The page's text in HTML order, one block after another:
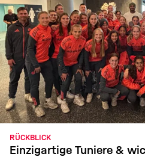
RÜCKBLICK
Einzigartige Tuniere &